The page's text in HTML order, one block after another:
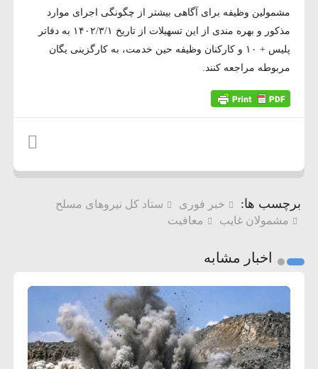
مشمولین وظیفه برای آگاهی بیشتر از چگونگی اجرای موارد
مذکور و بهره مندی از این تسهیلات از تاریخ ۱۴۰۲/۳/۱ به دفاتر
پلیس + ۱۰ و کارکنان وظیفه حین خدمت، به کارگزینی یگان
مربوطه مراجعه کنند.
برچسب ها: خبر فوری
ستاد کل نیروهای مسلح
مشمولان غایب
معافیت
اخبار مشابه